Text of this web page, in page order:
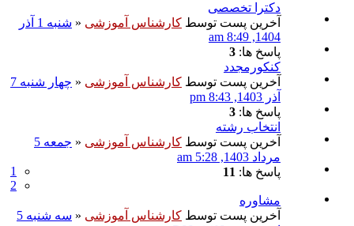
دکترا تخصصی
آخرین پست توسط کارشناس آموزشی «
شنبه 1 آذر
1404, 8:49 am
پاسخ ها: 3
کنکورمجدد
آخرین پست توسط کارشناس آموزشی «
چهار شنبه 7
آذر 1403, 8:43 pm
پاسخ ها: 3
انتخاب رشته
آخرین پست توسط کارشناس آموزشی «
جمعه 5
مرداد 1403, 5:28 am
پاسخ ها: 11
1
2
مشاوره
آخرین پست توسط کارشناس آموزشی «
سه شنبه 5